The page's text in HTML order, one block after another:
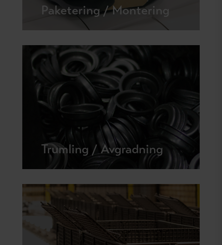
Paketering / Montering
Trumling / Avgradning